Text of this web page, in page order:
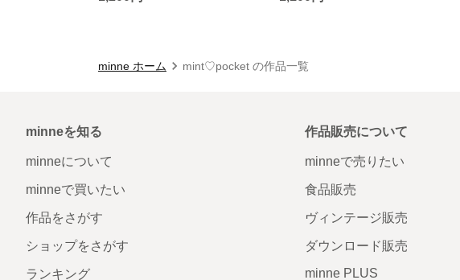
minne ホーム mint♡pocket の作品一覧
minneを知る
minneについて
minneで買いたい
作品をさがす
ショップをさがす
ランキング
作品販売について
minneで売りたい
食品販売
ヴィンテージ販売
ダウンロード販売
minne PLUS